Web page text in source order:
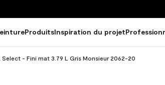
ProduitsInspiration du projet
- Fini mat 3.79 L Gris Monsieur 2062-20